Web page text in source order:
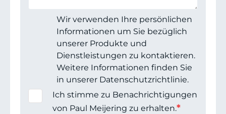
Wir verwenden Ihre persönlichen
Informationen um Sie bezüglich
unserer Produkte und
Dienstleistungen zu kontaktieren.
Weitere Informationen finden Sie
in unserer Datenschutzrichtlinie.
Ich stimme zu Benachrichtigungen
von Paul Meijering zu erhalten.*